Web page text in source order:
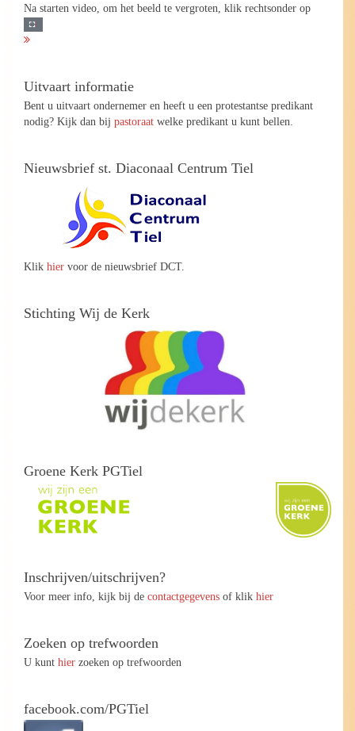
Na starten video, om het beeld te vergroten, klik rechtsonder op
Uitvaart informatie
Bent u uitvaart ondernemer en heeft u een protestantse predikant
nodig? Kijk dan bij pastoraat welke predikant u kunt bellen.
Nieuwsbrief st. Diaconaal Centrum Tiel
Klik hier voor de nieuwsbrief DCT.
Stichting Wij de Kerk
Groene Kerk PGTiel
Inschrijven/uitschrijven?
Voor meer info, kijk bij de contactgegevens of klik hier
Zoeken op trefwoorden
U kunt hier zoeken op trefwoorden
facebook.com/PGTiel